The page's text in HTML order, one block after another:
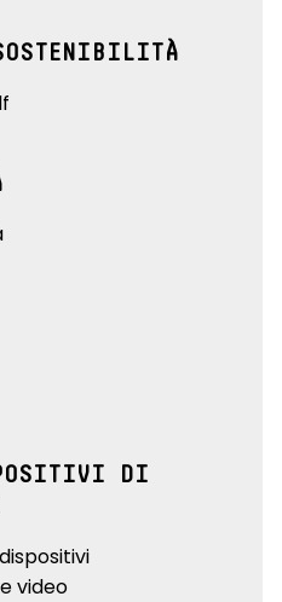
DI
video